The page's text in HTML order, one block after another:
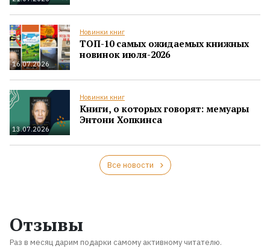
16.07.2026
Новинки книг
ТОП-10 самых ожидаемых книжных
новинок июля-2026
13.07.2026
Новинки книг
Книги, о которых говорят: мемуары
Энтони Хопкинса
Все новости
Отзывы
Раз в месяц дарим подарки самому активному читателю.